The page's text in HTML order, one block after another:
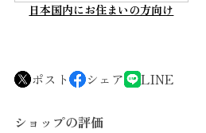
日本国内にお住まいの方向け
ポスト シェア LINE
ショップの評価